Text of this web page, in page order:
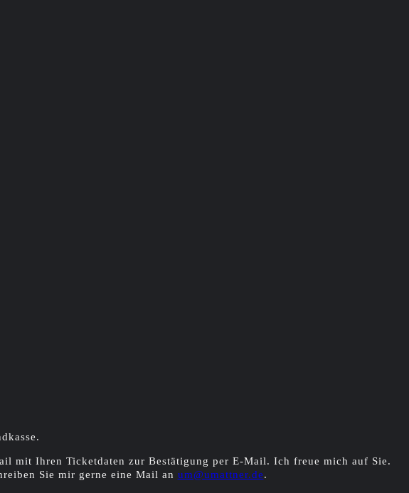
mit Ihren Ticketdaten zur Bestätigung per E-Mail. Ich freue mich auf Sie.
Sie mir gerne eine Mail an um@umattner.de.